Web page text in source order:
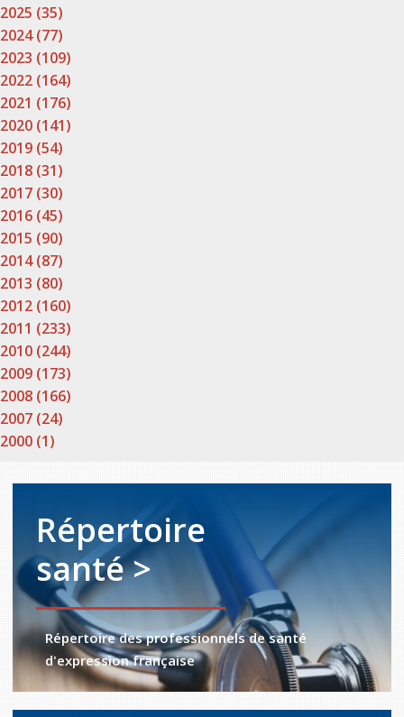
2025 (35)
2024 (77)
2023 (109)
2022 (164)
2021 (176)
2020 (141)
2019 (54)
2018 (31)
2017 (30)
2016 (45)
2015 (90)
2014 (87)
2013 (80)
2012 (160)
2011 (233)
2010 (244)
2009 (173)
2008 (166)
2007 (24)
2000 (1)
Répertoire
santé >
Répertoire des professionnels de santé
d'expression française